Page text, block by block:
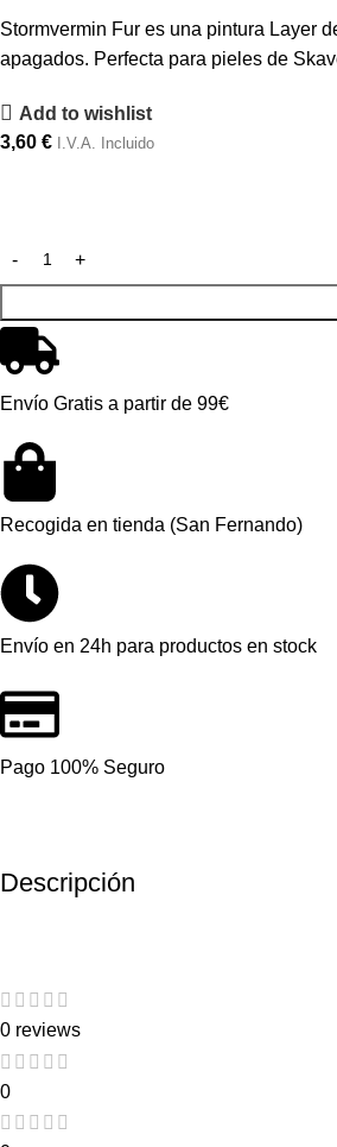
Stormvermin Fur es una pintura Layer
apagados. Perfecta para pieles de
Add to wishlist
3,60 € I.V.A. Incluido
Envío Gratis a partir de 99€
Recogida en tienda (San Fernando)
Envío en 24h para productos en stock
Pago 100% Seguro
Descripción
0 reviews
0